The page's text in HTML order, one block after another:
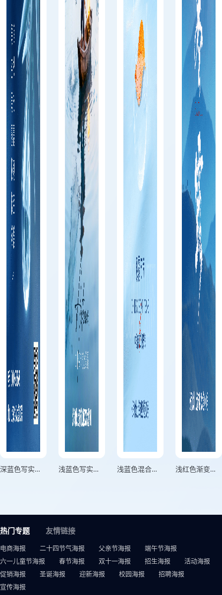
深蓝色写实风格碧空寒露松枝滴寒露节气海报 浅蓝色写实风格袅袅凉风动凄凄寒露零竖版寒露节气海报 浅蓝色混合风格萧萧枝叶上月白初露团竖版寒露节气海报 浅红色渐变插画风竖版寒露节气海报
热门专题 友情链接
电商海报 二十四节气海报 父亲节海报
端午节海报
六一儿童节海报
春节海报 双十一海报 招生海报
活动海报
促销海报
圣诞海报 迎新海报 校园海报
招聘海报
宣传海报